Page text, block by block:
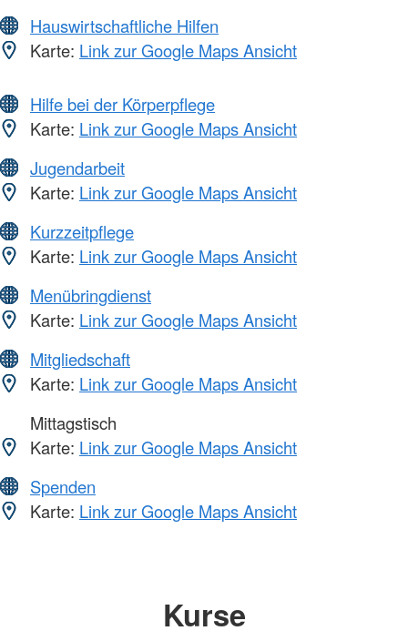
Hauswirtschaftliche Hilfen
Karte: Link zur Google Maps Ansicht
Hilfe bei der Körperpflege
Karte: Link zur Google Maps Ansicht
Jugendarbeit
Karte: Link zur Google Maps Ansicht
Kurzzeitpflege
Karte: Link zur Google Maps Ansicht
Menübringdienst
Karte: Link zur Google Maps Ansicht
Mitgliedschaft
Karte: Link zur Google Maps Ansicht
Mittagstisch
Karte: Link zur Google Maps Ansicht
Spenden
Karte: Link zur Google Maps Ansicht
Kurse